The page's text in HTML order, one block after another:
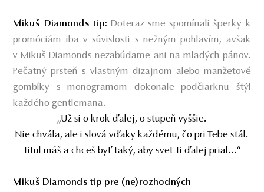
Mikuš Diamonds tip: Doteraz sme spomínali šperky k
promóciám iba v súvislosti s nežným pohlavím, avšak
v Mikuš Diamonds nezabúdame ani na mladých pánov.
Pečatný prsteň s vlastným dizajnom alebo manžetové
gombíky s monogramom dokonale podčiarknu štýl
každého gentlemana.
„Už si o krok ďalej, o stupeň vyššie.
Nie chvála, ale i slová vďaky každému, čo pri Tebe stál.
Titul máš a chceš byť taký, aby svet Ti ďalej prial...“
Mikuš Diamonds tip pre (ne)rozhodných